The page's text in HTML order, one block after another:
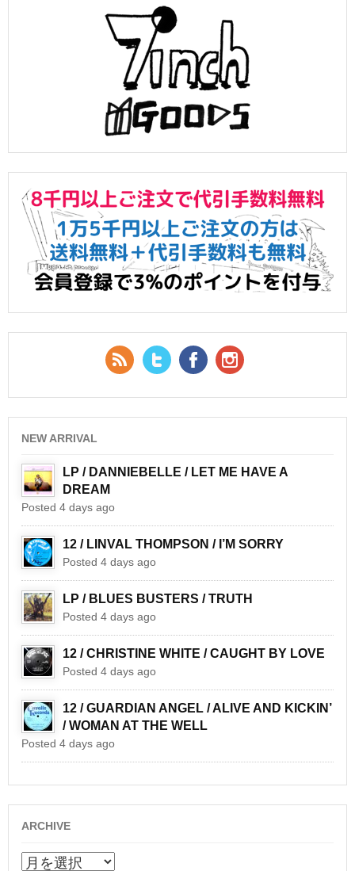
RSS Feed
Twitter Facebook
NEW ARRIVAL
LP / DANNIEBELLE / LET ME HAVE A
DREAM
Posted 4 days ago
12 / LINVAL THOMPSON / I’M SORRY
Posted 4 days ago
LP / BLUES BUSTERS / TRUTH
Posted 4 days ago
12 / CHRISTINE WHITE / CAUGHT BY LOVE
Posted 4 days ago
12 / GUARDIAN ANGEL / ALIVE AND KICKIN’
/ WOMAN AT THE WELL
Posted 4 days ago
ARCHIVE
ARCHIVE